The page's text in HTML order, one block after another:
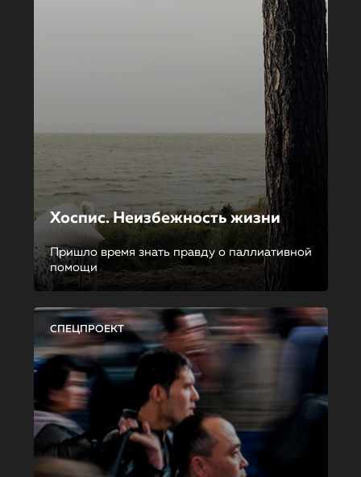
Хоспис. Неизбежность жизни
Пришло время знать правду о паллиативной
помощи
СПЕЦПРОЕКТ